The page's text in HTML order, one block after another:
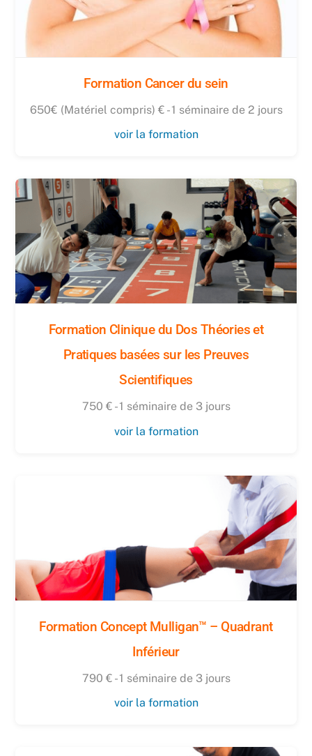
Formation Cancer du sein
650€ (Matériel compris) € - 1 séminaire de 2 jours
voir la formation
Formation Clinique du Dos Théories et
Pratiques basées sur les Preuves
Scientifiques
750 € - 1 séminaire de 3 jours
voir la formation
Formation Concept Mulligan™ – Quadrant
Inférieur
790 € - 1 séminaire de 3 jours
voir la formation